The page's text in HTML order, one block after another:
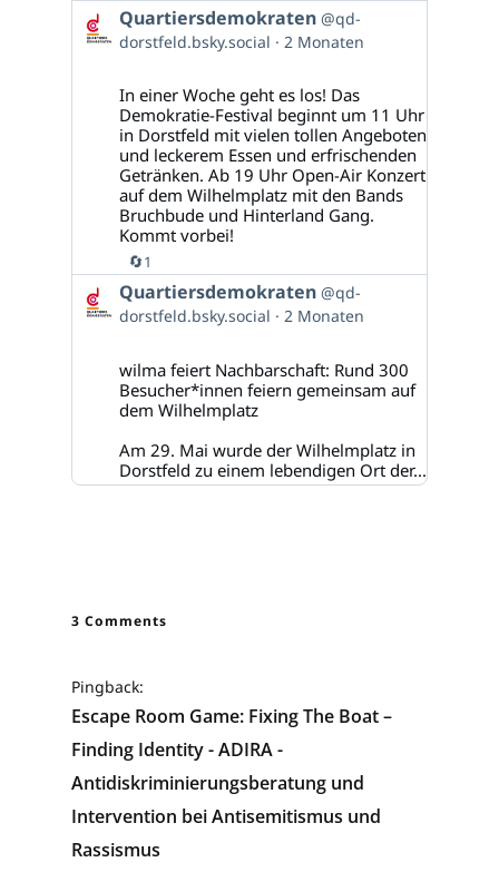
Beitrag
von
Quartiersdemokraten
Bluesky
ansehen
Quartiersdemokraten @qd-
dorstfeld.bsky.social
2 Monaten
In einer Woche geht es los! Das
Demokratie-Festival beginnt um 11 Uhr
in Dorstfeld mit vielen tollen Angeboten
und leckerem Essen und erfrischenden
Getränken. Ab 19 Uhr Open-Air Konzert
auf dem Wilhelmplatz mit den Bands
Bruchbude und Hinterland Gang.
Kommt vorbei!
🔄1
Beitrag
von
Quartiersdemokraten
Bluesky
ansehen
Quartiersdemokraten @qd-
dorstfeld.bsky.social
2 Monaten
wilma feiert Nachbarschaft: Rund 300
Besucher*innen feiern gemeinsam auf
dem Wilhelmplatz
Am 29. Mai wurde der Wilhelmplatz in
Dorstfeld zu einem lebendigen Ort der...
3 Comments
Pingback:
Escape Room Game: Fixing The Boat –
Finding Identity - ADIRA -
Antidiskriminierungsberatung und
Intervention bei Antisemitismus und
Rassismus